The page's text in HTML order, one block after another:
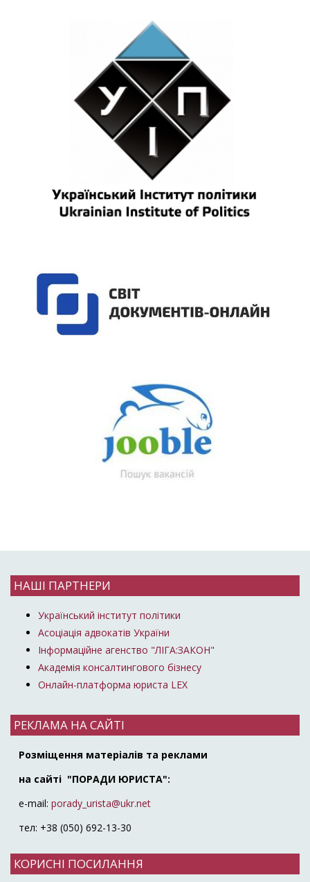
НАШІ ПАРТНЕРИ
Український інститут політики
Асоціація адвокатів України
Інформаційне агенство "ЛІГА:ЗАКОН"
Академія консалтингового бізнесу
Онлайн-платформа юриста LEX
РЕКЛАМА НА САЙТІ
Розміщення матеріалів та реклами
на сайті "ПОРАДИ ЮРИСТА":
e-mail: porady_urista@ukr.net
тел: +38 (050) 692-13-30
КОРИСНІ ПОСИЛАННЯ